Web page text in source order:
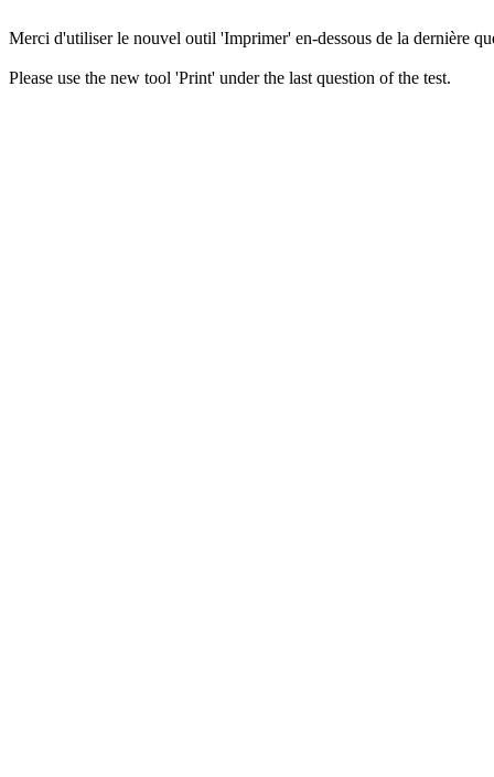
Merci d'utiliser le nouvel outil 'Imprimer' en-dessous de la dernière
Please use the new tool 'Print' under the last question of the test.